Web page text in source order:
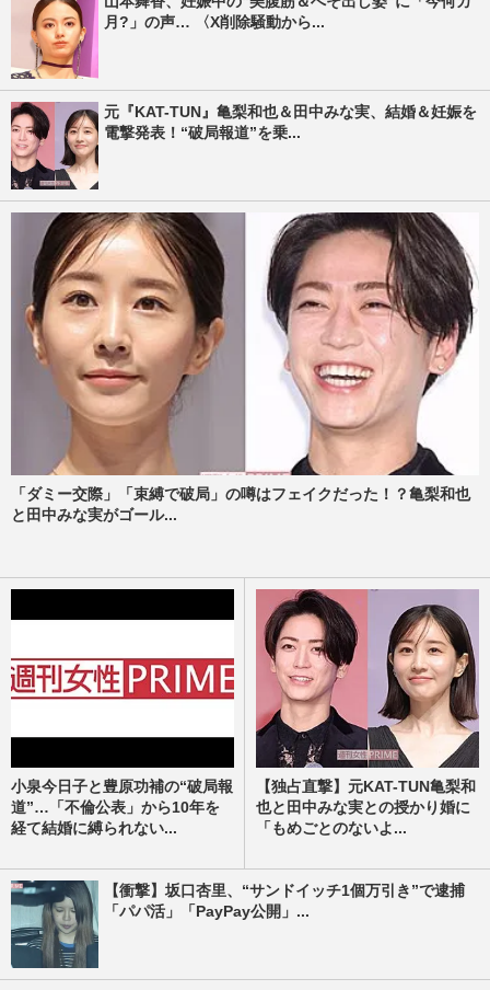
月?」の声… 〈X削除騒動から...
元『KAT-TUN』亀梨和也＆田中みな実、結婚＆妊娠を
電撃発表！“破局報道”を乗...
「ダミー交際」「束縛で破局」の噂はフェイクだった！？亀梨和也
と田中みな実がゴール...
小泉今日子と豊原功補の“破局報
道”…「不倫公表」から10年を
経て結婚に縛られない...
【独占直撃】元KAT-TUN亀梨和
也と田中みな実との授かり婚に
「もめごとのないよ...
【衝撃】坂口杏里、“サンドイッチ1個万引き”で逮捕
「パパ活」「PayPay公開」...